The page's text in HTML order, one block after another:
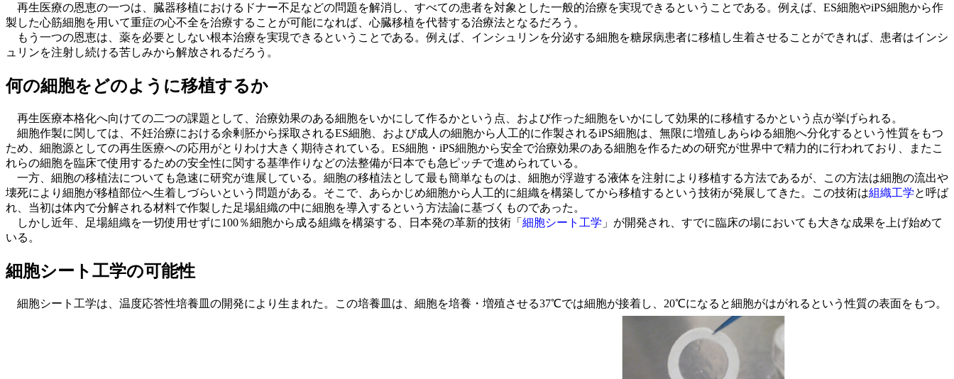
再生医療の恩恵の一つは、臓器移植におけるドナー不足などの問題を解消し、すべての患者を対象とした一般的治療を実現できるということである。例えば、ES細胞やiPS細胞から作
製した心筋細胞を用いて重症の心不全を治療することが可能になれば、心臓移植を代替する治療法となるだろう。
もう一つの恩恵は、薬を必要としない根本治療を実現できるということである。例えば、インシュリンを分泌する細胞を糖尿病患者に移植し生着させることができれば、患者はインシ
ュリンを注射し続ける苦しみから解放されるだろう。
何の細胞をどのように移植するか
再生医療本格化へ向けての二つの課題として、治療効果のある細胞をいかにして作るかという点、および作った細胞をいかにして効果的に移植するかという点が挙げられる。
細胞作製に関しては、不妊治療における余剰胚から採取されるES細胞、および成人の細胞から人工的に作製されるiPS細胞は、無限に増殖しあらゆる細胞へ分化するという性質をもつ
ため、細胞源としての再生医療への応用がとりわけ大きく期待されている。ES細胞・iPS細胞から安全で治療効果のある細胞を作るための研究が世界中で精力的に行われており、またこ
れらの細胞を臨床で使用するための安全性に関する基準作りなどの法整備が日本でも急ピッチで進められている。
一方、細胞の移植法についても急速に研究が進展している。細胞の移植法として最も簡単なものは、細胞が浮遊する液体を注射により移植する方法であるが、この方法は細胞の流出や
壊死により細胞が移植部位へ生着しづらいという問題がある。そこで、あらかじめ細胞から人工的に組織を構築してから移植するという技術が発展してきた。この技術は組織工学と呼ば
れ、当初は体内で分解される材料で作製した足場組織の中に細胞を導入するという方法論に基づくものであった。
しかし近年、足場組織を一切使用せずに100％細胞から成る組織を構築する、日本発の革新的技術「 細胞シート工学 」が開発され、すでに臨床の場においても大きな成果を上げ始めて
いる。
細胞シート工学の可能性
細胞シート工学は、温度応答性培養皿の開発により生まれた。この培養皿は、細胞を培養・増殖させる37℃では細胞が接着し、20℃になると細胞がはがれるという性質の表面をもつ。